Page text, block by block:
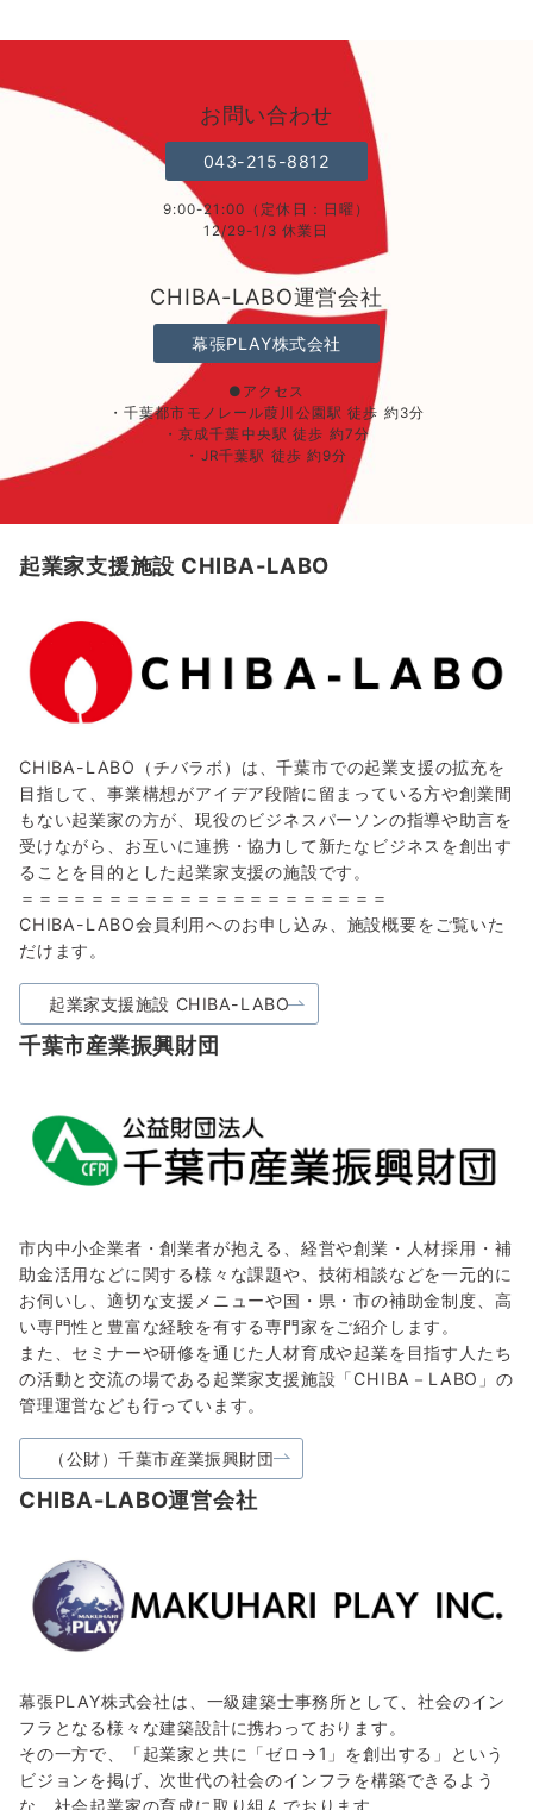
お問い合わせ
043-215-8812
9:00-21:00（定休日：日曜）
12/29-1/3 休業日
CHIBA-LABO運営会社
幕張PLAY株式会社
●アクセス
・千葉都市モノレール葭川公園駅 徒歩 約3分
・京成千葉中央駅 徒歩 約7分
・JR千葉駅 徒歩 約9分
起業家支援施設 CHIBA-LABO
CHIBA-LABO（チバラボ）は、千葉市での起業支援の拡充を
目指して、事業構想がアイデア段階に留まっている方や創業間
もない起業家の方が、現役のビジネスパーソンの指導や助言を
受けながら、お互いに連携・協力して新たなビジネスを創出す
ることを目的とした起業家支援の施設です。
＝＝＝＝＝＝＝＝＝＝＝＝＝＝＝＝＝＝＝＝＝
CHIBA-LABO会員利用へのお申し込み、施設概要をご覧いた
だけます。
起業家支援施設 CHIBA-LABO
千葉市産業振興財団
市内中小企業者・創業者が抱える、経営や創業・人材採用・補
助金活用などに関する様々な課題や、技術相談などを一元的に
お伺いし、適切な支援メニューや国・県・市の補助金制度、高
い専門性と豊富な経験を有する専門家をご紹介します。
また、セミナーや研修を通じた人材育成や起業を目指す人たち
の活動と交流の場である起業家支援施設「CHIBA－LABO」の
管理運営なども行っています。
（公財）千葉市産業振興財団
CHIBA-LABO運営会社
幕張PLAY株式会社は、一級建築士事務所として、社会のイン
フラとなる様々な建築設計に携わっております。
その一方で、「起業家と共に「ゼロ→1」を創出する」という
ビジョンを掲げ、次世代の社会のインフラを構築できるよう